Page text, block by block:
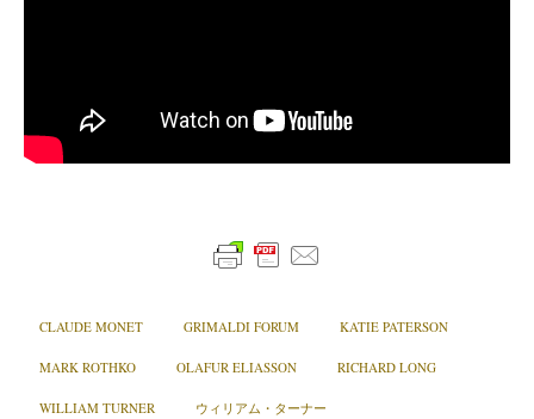
CLAUDE MONET GRIMALDI FORUM KATIE PATERSON
MARK ROTHKO OLAFUR ELIASSON RICHARD LONG
WILLIAM TURNER ウィリアム・ターナー